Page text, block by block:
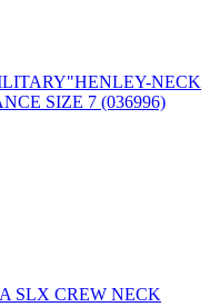
NECK
SIZE 7 (036996)
SLX CREW NECK